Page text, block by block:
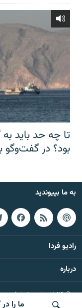
ما را
تا چه حد باید
بود؟ در گفت‌وگو
به ما بپیوندید
رادیو فردا
درباره
© ۲۰۲۶ تمام حقوق
محفوظ است.